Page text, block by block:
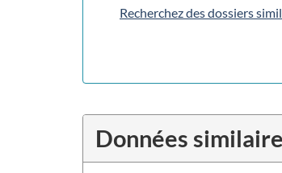
Recherchez des dossiers
Données